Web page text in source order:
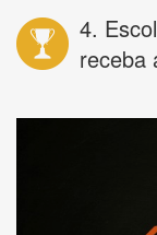
4.
receba